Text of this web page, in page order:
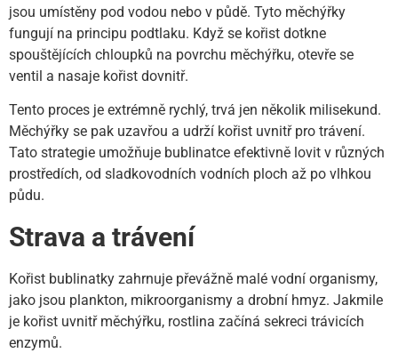
jsou umístěny pod vodou nebo v půdě. Tyto měchýřky
fungují na principu podtlaku. Když se kořist dotkne
spouštějících chloupků na povrchu měchýřku, otevře se
ventil a nasaje kořist dovnitř.
Tento proces je extrémně rychlý, trvá jen několik milisekund.
Měchýřky se pak uzavřou a udrží kořist uvnitř pro trávení.
Tato strategie umožňuje bublinatce efektivně lovit v různých
prostředích, od sladkovodních vodních ploch až po vlhkou
půdu.
Strava a trávení
Kořist bublinatky zahrnuje převážně malé vodní organismy,
jako jsou plankton, mikroorganismy a drobní hmyz. Jakmile
je kořist uvnitř měchýřku, rostlina začíná sekreci trávicích
enzymů.